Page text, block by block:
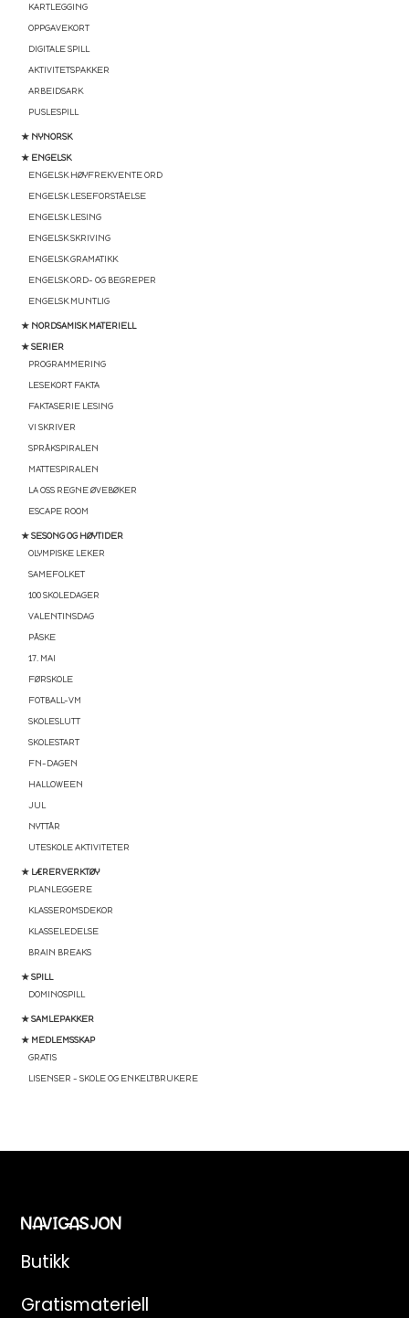
KARTLEGGING
OPPGAVEKORT
DIGITALE SPILL
AKTIVITETSPAKKER
ARBEIDSARK
PUSLESPILL
★ NYNORSK
★ ENGELSK
ENGELSK HØYFREKVENTE ORD
ENGELSK LESEFORSTÅELSE
ENGELSK LESING
ENGELSK SKRIVING
ENGELSK GRAMATIKK
ENGELSK ORD- OG BEGREPER
ENGELSK MUNTLIG
★ NORDSAMISK MATERIELL
★ SERIER
PROGRAMMERING
LESEKORT FAKTA
FAKTASERIE LESING
VI SKRIVER
SPRÅKSPIRALEN
MATTESPIRALEN
LA OSS REGNE ØVEBØKER
ESCAPE ROOM
★ SESONG OG HØYTIDER
OLYMPISKE LEKER
SAMEFOLKET
100 SKOLEDAGER
VALENTINSDAG
PÅSKE
17. MAI
FØRSKOLE
FOTBALL-VM
SKOLESLUTT
SKOLESTART
FN-DAGEN
HALLOWEEN
JUL
NYTTÅR
UTESKOLE AKTIVITETER
★ LÆRERVERKTØY
PLANLEGGERE
KLASSEROMSDEKOR
KLASSELEDELSE
BRAIN BREAKS
★ SPILL
DOMINOSPILL
★ SAMLEPAKKER
★ MEDLEMSSKAP
GRATIS
LISENSER – SKOLE OG ENKELTBRUKERE
NAVIGASJON
Butikk
Gratismateriell